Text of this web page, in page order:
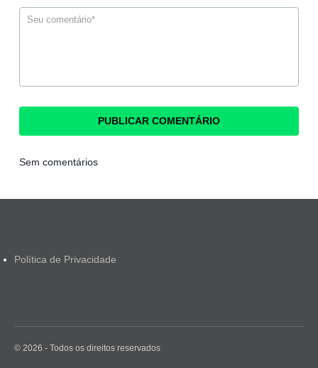
Sem comentários
Política de Privacidade
© 2026 - Todos os direitos reservados